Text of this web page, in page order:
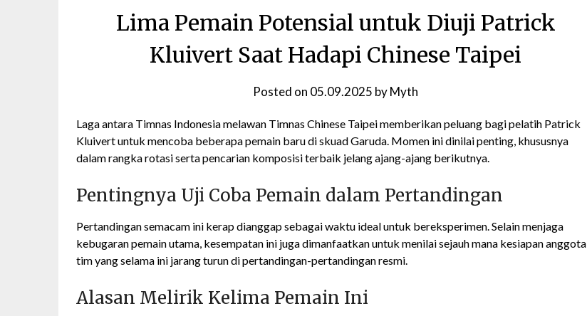
Lima Pemain Potensial untuk Diuji Patrick
Kluivert Saat Hadapi Chinese Taipei
Posted on 05.09.2025 byMyth
Laga antara Timnas Indonesia melawan Timnas Chinese Taipei memberikan peluang bagi pelatih Patrick
Kluivert untuk mencoba beberapa pemain baru di skuad Garuda. Momen ini dinilai penting, khususnya
dalam rangka rotasi serta pencarian komposisi terbaik jelang ajang-ajang berikutnya.
Pentingnya Uji Coba Pemain dalam Pertandingan
Pertandingan semacam ini kerap dianggap sebagai waktu ideal untuk bereksperimen. Selain menjaga
kebugaran pemain utama, kesempatan ini juga dimanfaatkan untuk menilai sejauh mana kesiapan anggota
tim yang selama ini jarang turun di pertandingan-pertandingan resmi.
Alasan Melirik Kelima Pemain Ini